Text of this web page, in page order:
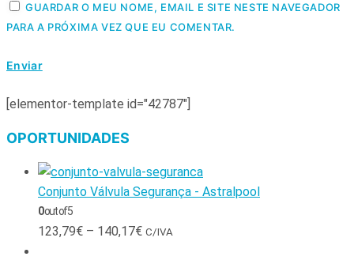
GUARDAR O MEU NOME, EMAIL E SITE NESTE NAVEGADOR
PARA A PRÓXIMA VEZ QUE EU COMENTAR.
[elementor-template id="42787"]
OPORTUNIDADES
Conjunto Válvula Segurança - Astralpool
0out of 5
123,79€ – 140,17€ C/IVA